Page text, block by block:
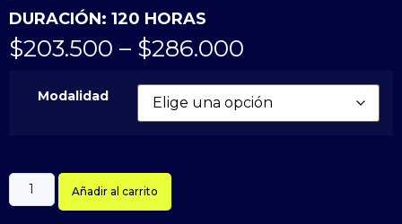
DURACIÓN: 120 HORAS
$203.500 – $286.000
Modalidad
Añadir al carrito